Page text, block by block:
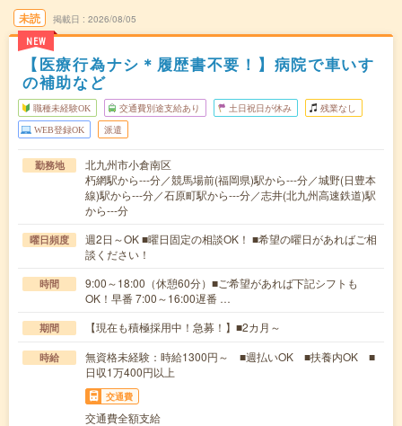
未読
NEW
掲載日 2026/08/05
【医療行為ナシ＊履歴書不要！】病院で車いす
の補助など
職種未経験OK 交通費別途支給あり 土日祝日が休み 残業なし
WEB登録OK 派遣
勤務地
北九州市小倉南区
朽網駅から---分／競馬場前(福岡県)駅から---分／城野(日豊本
線)駅から---分／石原町駅から---分／志井(北九州高速鉄道)駅
から---分
曜日頻度
週2日～OK ■曜日固定の相談OK！ ■希望の曜日があればご相
談ください！
時間
9:00～18:00（休憩60分）■ご希望があれば下記シフトも
OK！早番 7:00～16:00遅番 …
期間 【現在も積極採用中！急募！】■2カ月～
時給
無資格未経験：時給1300円～ ■週払いOK ■扶養内OK ■
日収1万400円以上
交通費
交通費全額支給